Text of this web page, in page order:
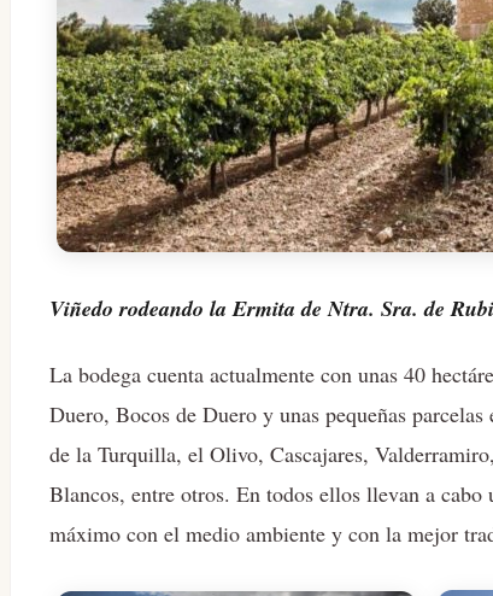
Viñedo rodeando la Ermita de Ntra. Sra. de
La bodega cuenta actualmente con unas 40
Duero, Bocos de Duero y unas pequeñas
de la Turquilla, el Olivo, Cascajares,
Blancos, entre otros. En todos ellos llevan a
máximo con el medio ambiente y con la mejor